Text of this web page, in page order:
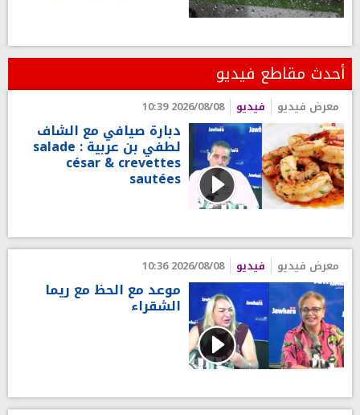
أحدث مقاطع فيديو
معرض فيديو فيديو 2026/08/08 10:39
دبارة صيافي مع الشاف
لطفي بن عربية : salade
césar & crevettes
sautées
معرض فيديو فيديو 2026/08/08 10:36
موعد مع الحظ مع ريما
الشقراء